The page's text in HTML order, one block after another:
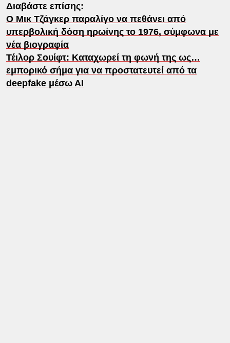
Διαβάστε επίσης:
Ο Μικ Τζάγκερ παραλίγο να πεθάνει από
υπερβολική δόση ηρωίνης το 1976, σύμφωνα με
νέα βιογραφία
Τέιλορ Σουίφτ: Καταχωρεί τη φωνή της ως…
εμπορικό σήμα για να προστατευτεί από τα
deepfake μέσω ΑΙ